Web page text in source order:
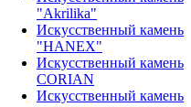
"Akrilika"
Искусственный камень
"HANEX"
Искусственный камень
CORIAN
Искусственный камень